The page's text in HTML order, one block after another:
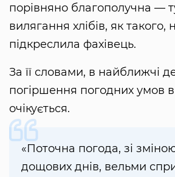
порівняно благополучна —
вилягання хлібів, як
підкреслила фахівець.
За її словами, в найближчі
погіршення погодних умов в
очікується.
«Поточна погода, зі
дощових днів, вельми